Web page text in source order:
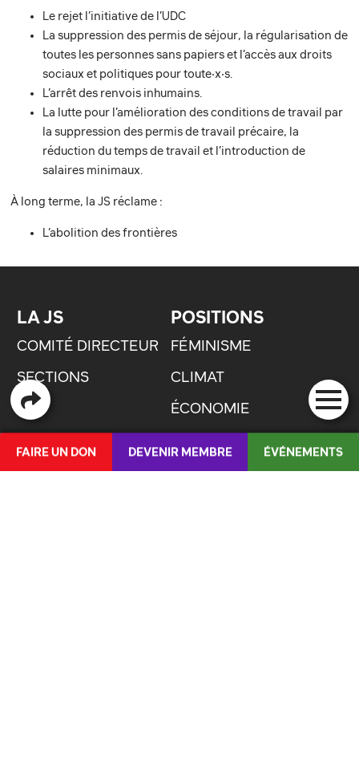
Le rejet l’initiative de l’UDC
La suppression des permis de séjour, la régularisation de
toutes les personnes sans papiers et l’accès aux droits
sociaux et politiques pour toute‧x‧s.
L’arrêt des renvois inhumains.
La lutte pour l’amélioration des conditions de travail par
la suppression des permis de travail précaire, la
réduction du temps de travail et l’introduction de
salaires minimaux.
À long terme, la JS réclame :
L’abolition des frontières
LA JS
COMITÉ DIRECTEUR
SECTIONS
FAQ
ÉLU·ES
POSITIONS
FÉMINISME
CLIMAT
ÉCONOMIE
FAIRE UN DON DEVENIR MEMBRE ÉVÉNEMENTS